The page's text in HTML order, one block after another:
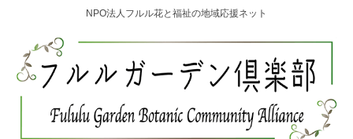
NPO法人フルル花と福祉の地域応援ネット